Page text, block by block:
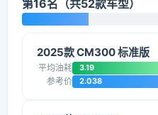
第16名（共52款车型）
2025款 CM300 标准版
平均油耗 3.19
参考价 2.038